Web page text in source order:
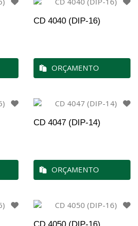
CD 4040 (DIP-16)
ORÇAMENTO
CD 4047 (DIP-14)
ORÇAMENTO